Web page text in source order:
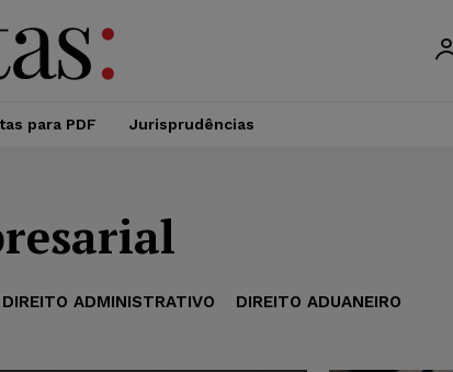
para PDF Jurisprudências
DIREITO ADMINISTRATIVO DIREITO ADUANEIRO